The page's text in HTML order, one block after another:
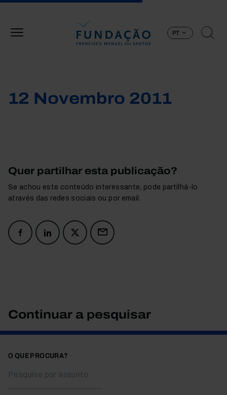
PT
12 Novembro 2011
Quer partilhar esta publicação?
Se achou este conteúdo interessante, pode partilhá-lo
através das redes sociais ou por email.
Continuar a pesquisar
O QUE PROCURA?